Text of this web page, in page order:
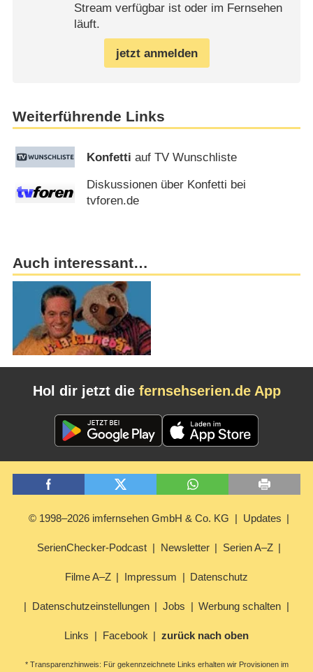
Stream verfügbar ist oder im Fernsehen
läuft.
jetzt anmelden
Weiterführende Links
Konfetti auf TV Wunschliste
Diskussionen über Konfetti bei
tvforen.de
Auch interessant…
Hol dir jetzt die fernsehserien.de App
© 1998–2026 imfernsehen GmbH & Co. KG Updates
SerienChecker-Podcast Newsletter Serien A–Z
Filme A–Z Impressum Datenschutz
Datenschutzeinstellungen Jobs Werbung schalten
Links Facebook zurück nach oben
* Transparenzhinweis: Für gekennzeichnete Links erhalten wir Provisionen im